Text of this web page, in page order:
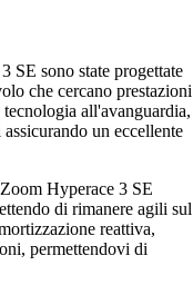
SE sono state progettate
che cercano prestazioni
all'avanguardia,
un eccellente
Hyperace 3 SE
di rimanere agili sul
reattiva,
permettendovi di